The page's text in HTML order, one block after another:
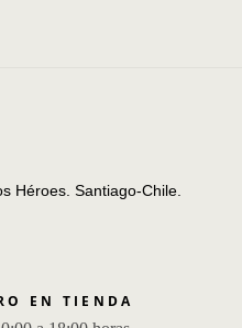
Héroes. Santiago-Chile.
EN TIENDA